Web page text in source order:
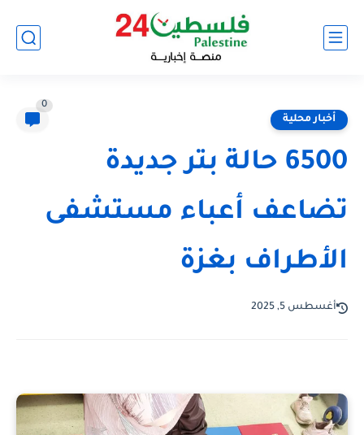
أخبار محلية
0
6500 حالة بتر جديدة
تضاعف أعباء مستشفى
الأطراف بغزة
أغسطس 5, 2025